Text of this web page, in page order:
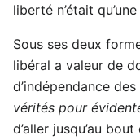
liberté n’était
Sous ses deux
libéral a valeur de
d’indépendance
vérités pour
d’aller jusqu’au